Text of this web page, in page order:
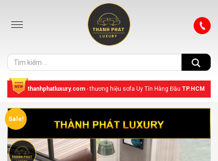
thanhphatluxury.com - thương hiệu sofa Uy Tín Hàng Đầu TP.HCM
Sale!